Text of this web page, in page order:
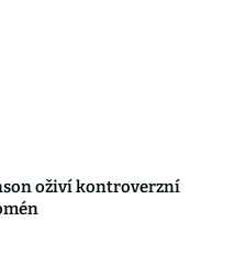
oživí kontroverzní